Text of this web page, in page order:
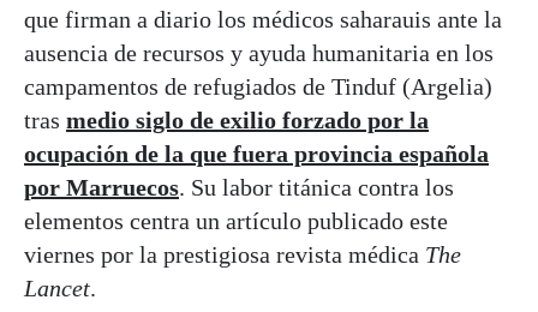
que firman a diario los médicos saharauis ante la
ausencia de recursos y ayuda humanitaria en los
campamentos de refugiados de Tinduf (Argelia)
tras medio siglo de exilio forzado por la
ocupación de la que fuera provincia española
por Marruecos. Su labor titánica contra los
elementos centra un artículo publicado este
viernes por la prestigiosa revista médica The
Lancet.